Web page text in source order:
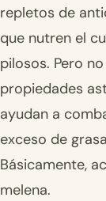
repletos de
que nutren el
pilosos. Pero
propiedades
ayudan a
exceso de
Básicamente,
melena.